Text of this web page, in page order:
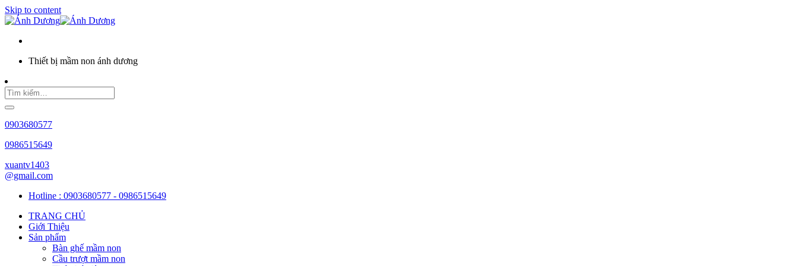
Skip to content
Thiết bị mầm non ánh dương
0903680577
0986515649
xuantv1403
@gmail.com
Hotline : 0903680577 - 0986515649
TRANG CHỦ
Giới Thiệu
Sản phẩm
Bàn ghế mầm non
Cầu trượt mầm non